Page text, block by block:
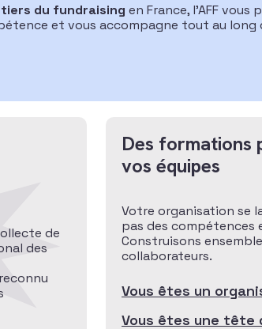
du fundraising en France, l’AFF
et vous accompagne tout au long
de
des
Des formations
vos équipes
Votre organisation se
pas des compétences
Construisons
collaborateurs.
Vous êtes un
Vous êtes une tête